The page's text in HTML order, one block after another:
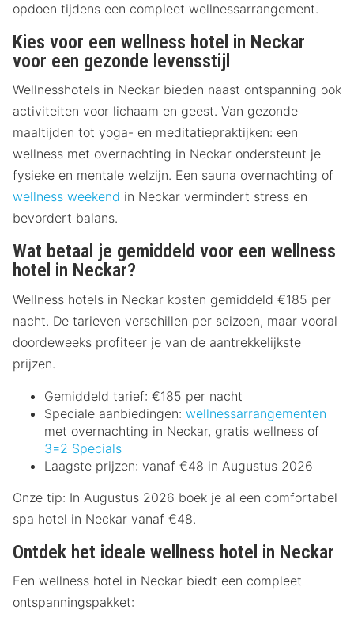
opdoen tijdens een compleet wellnessarrangement.
Kies voor een wellness hotel in Neckar
voor een gezonde levensstijl
Wellnesshotels in Neckar bieden naast ontspanning ook
activiteiten voor lichaam en geest. Van gezonde
maaltijden tot yoga- en meditatiepraktijken: een
wellness met overnachting in Neckar ondersteunt je
fysieke en mentale welzijn. Een sauna overnachting of
wellness weekend in Neckar vermindert stress en
bevordert balans.
Wat betaal je gemiddeld voor een wellness
hotel in Neckar?
Wellness hotels in Neckar kosten gemiddeld €185 per
nacht. De tarieven verschillen per seizoen, maar vooral
doordeweeks profiteer je van de aantrekkelijkste
prijzen.
Gemiddeld tarief: €185 per nacht
Speciale aanbiedingen: wellnessarrangementen
met overnachting in Neckar, gratis wellness of
3=2 Specials
Laagste prijzen: vanaf €48 in Augustus 2026
Onze tip: In Augustus 2026 boek je al een comfortabel
spa hotel in Neckar vanaf €48.
Ontdek het ideale wellness hotel in Neckar
Een wellness hotel in Neckar biedt een compleet
ontspanningspakket: